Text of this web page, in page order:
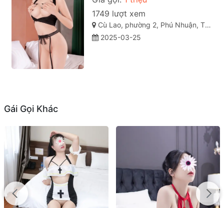
1749 lượt xem
Cù Lao, phường 2, Phú Nhuận, Thành phố Hồ Chí Minh
2025-03-25
Gái Gọi Khác